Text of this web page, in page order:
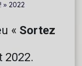
» 2022
« Sortez
2022.